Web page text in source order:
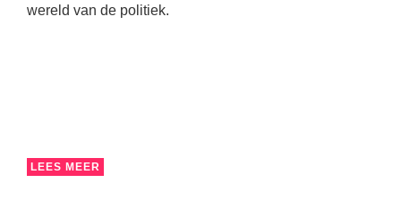
wereld van de politiek.
LEES MEER